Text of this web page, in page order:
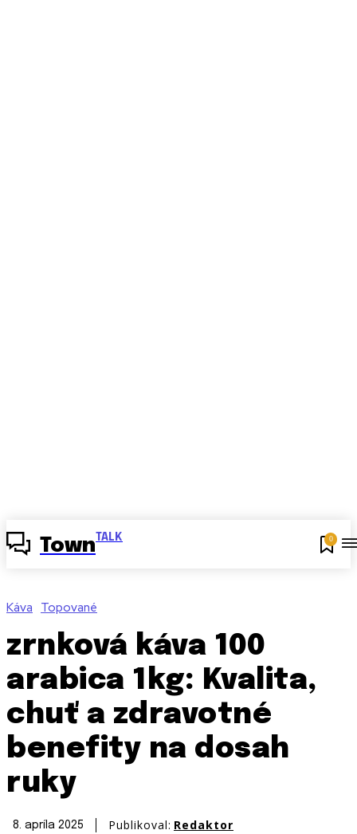
Town TALK 0
Káva Topované
zrnková káva 100
arabica 1kg: Kvalita,
chuť a zdravotné
benefity na dosah
ruky
8. apríla 2025 Publikoval: Redaktor